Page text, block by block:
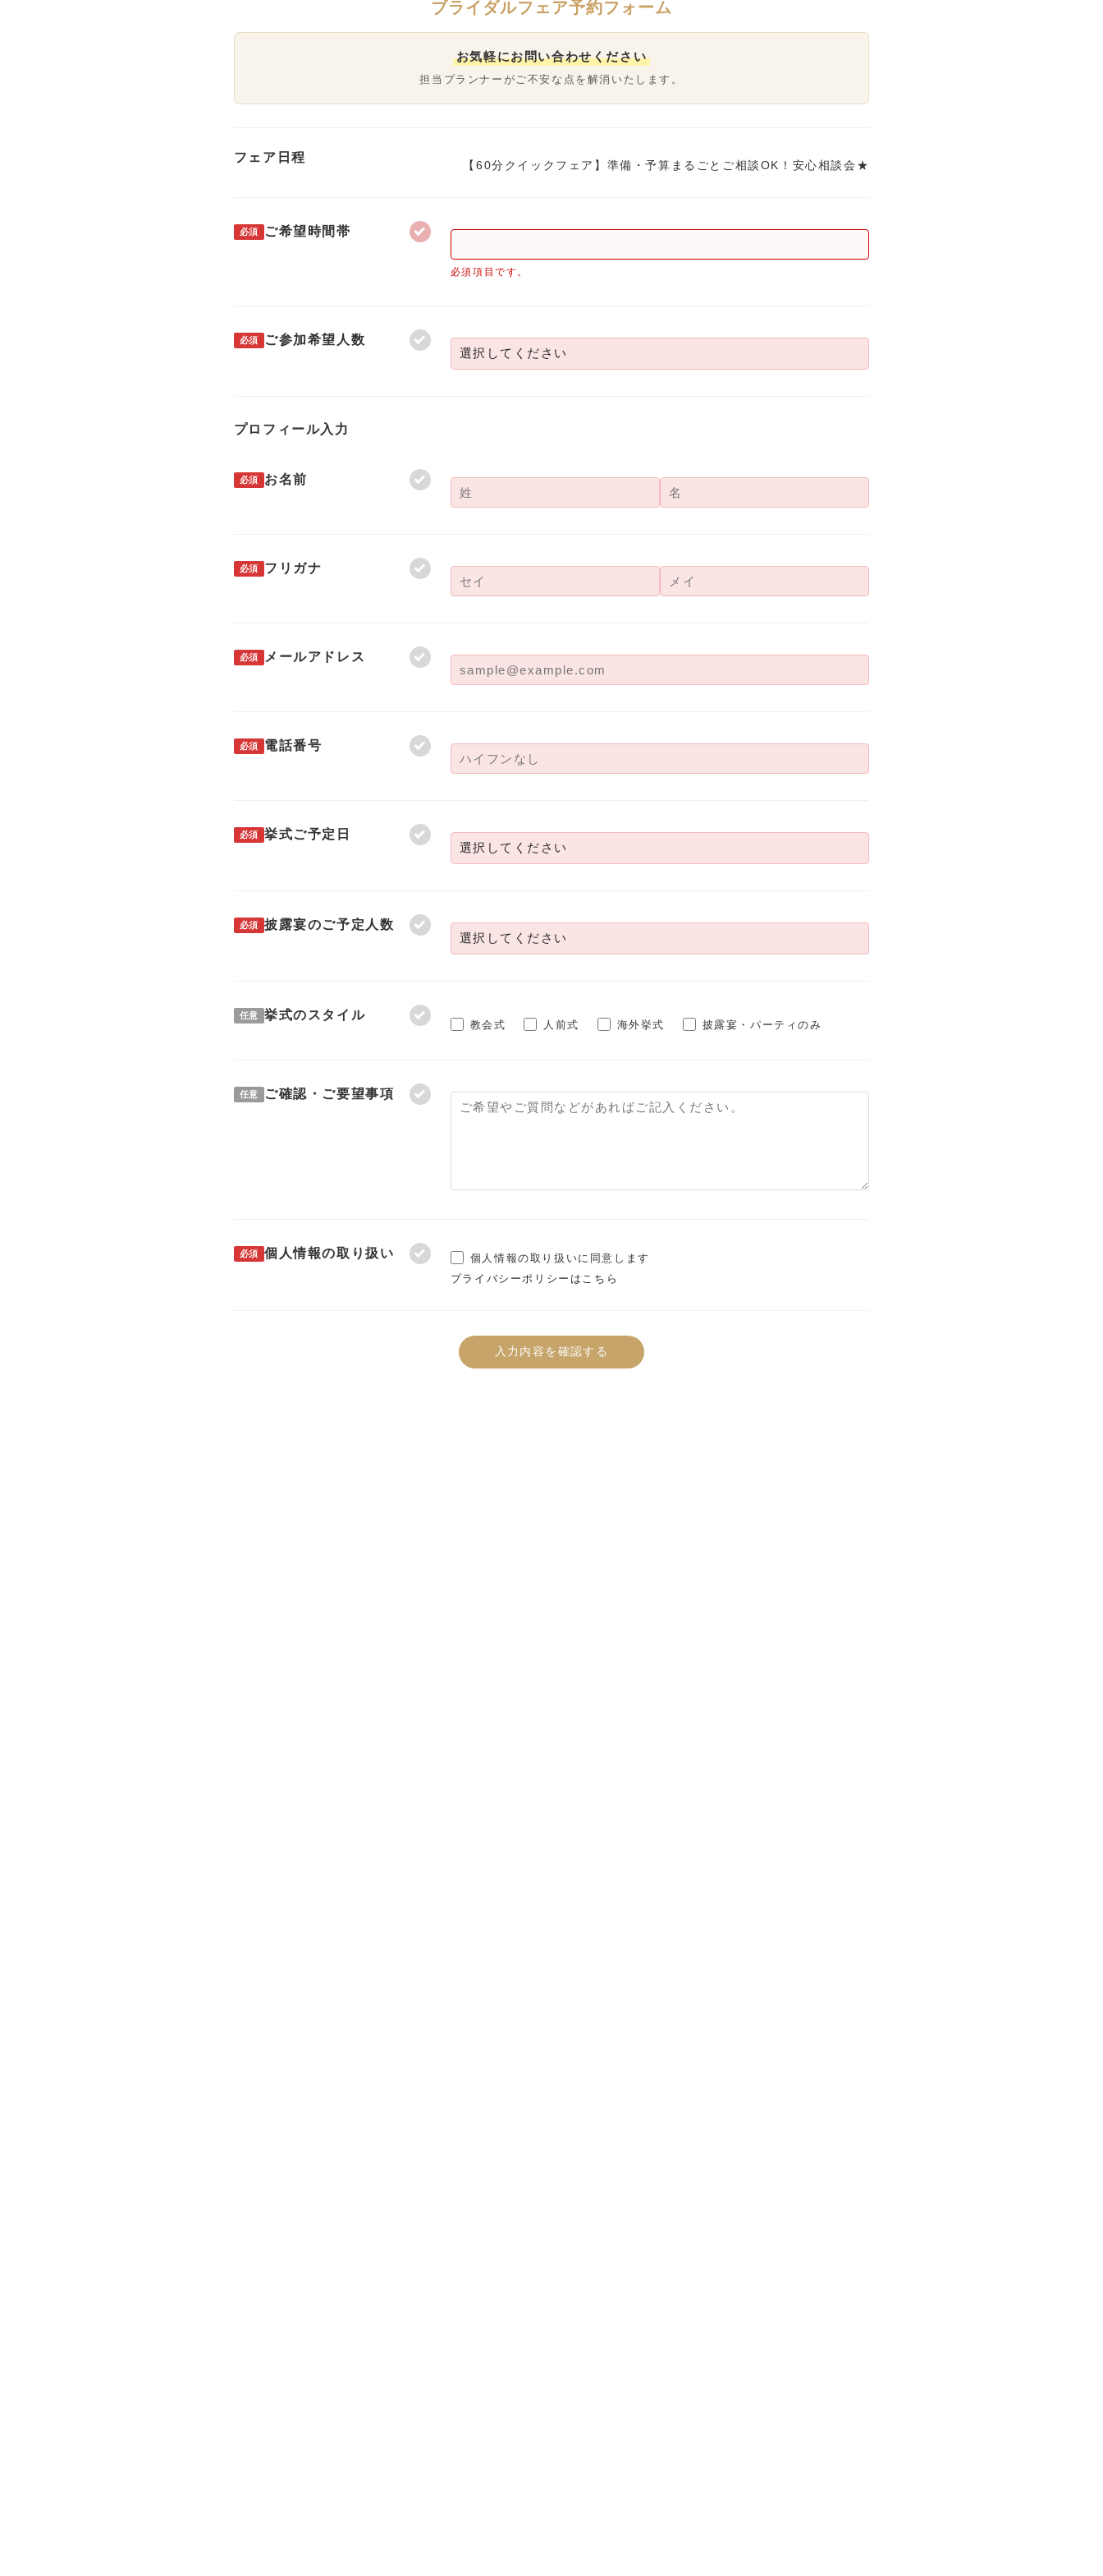
ブライダルフェア予約フォーム
お気軽にお問い合わせください
担当プランナーがご不安な点を解消いたします。
フェア日程
【60分クイックフェア】準備・予算まるごとご相談OK！安心相談会★
必須 ご希望時間帯
必須項目です。
必須 ご参加希望人数
プロフィール入力
必須 お名前
必須 フリガナ
必須 メールアドレス
必須 電話番号
必須 挙式ご予定日
必須 披露宴のご予定人数
任意 挙式のスタイル
教会式 人前式 海外挙式 披露宴・パーティのみ
任意 ご確認・ご要望事項
必須 個人情報の取り扱い
個人情報の取り扱いに同意します
プライバシーポリシーはこちら
入力内容を確認する